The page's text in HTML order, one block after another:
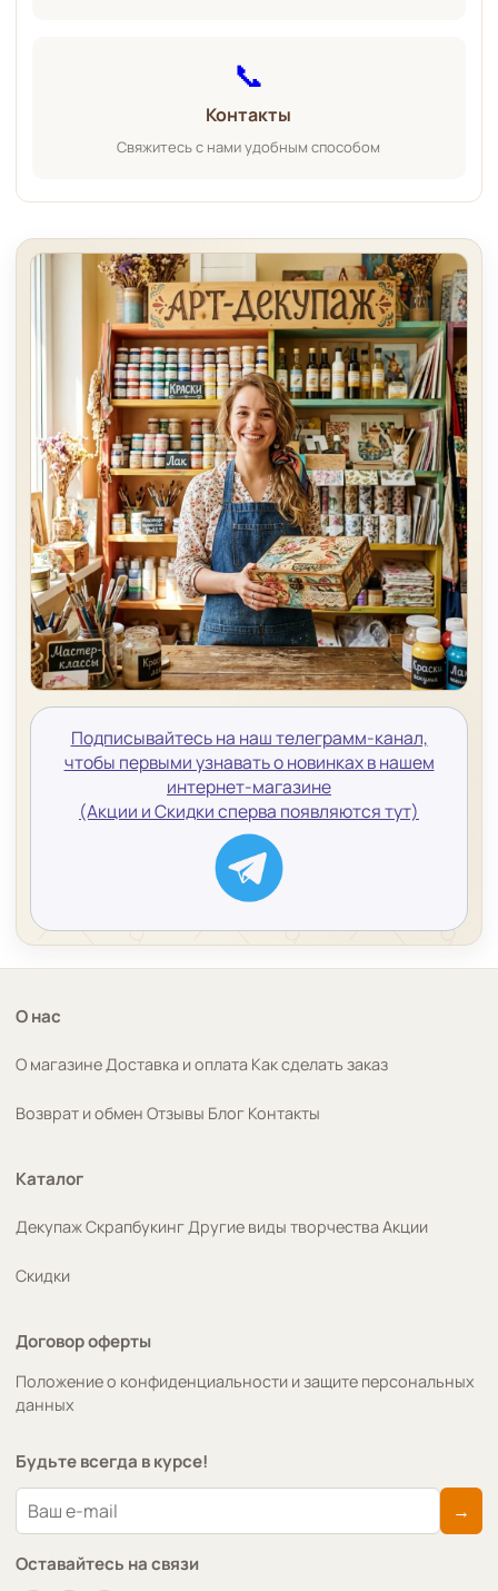
📞
Контакты
Свяжитесь с нами удобным способом
Подписывайтесь на наш телеграмм-канал,
чтобы первыми узнавать о новинках в нашем
интернет-магазине
(Акции и Скидки сперва появляются тут)
О нас
О магазине Доставка и оплата Как сделать заказ
Возврат и обмен Отзывы Блог Контакты
Каталог
ДекупажСкрапбукинг Другие виды творчества Акции
Скидки
Договор оферты
Положение о конфиденциальности и защите персональных
данных
Будьте всегда в курсе!
→
Оставайтесь на связи